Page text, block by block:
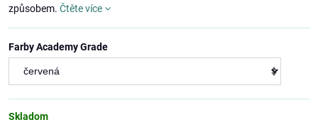
způsobem. Čtěte více
Farby Academy Grade
Skladom